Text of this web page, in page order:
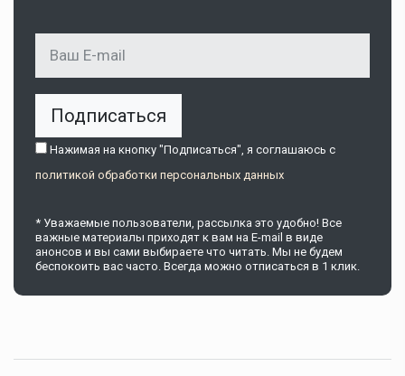
Подписаться
Нажимая на кнопку "Подписаться", я соглашаюсь c
политикой обработки персональных данных
* Уважаемые пользователи, рассылка это удобно! Все
важные материалы приходят к вам на E-mail в виде
анонсов и вы сами выбираете что читать. Мы не будем
беспокоить вас часто. Всегда можно отписаться в 1 клик.